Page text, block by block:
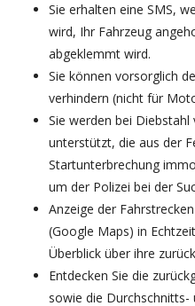
Sie erhalten eine SMS,
wird, Ihr Fahrzeug
abgeklemmt wird.
Sie können vorsorglich
verhindern (nicht für
Sie werden bei
unterstützt, die aus der
Startunterbrechung
um der Polizei bei der
Anzeige der
(Google Maps) in
Überblick über ihre
Entdecken Sie die
sowie die